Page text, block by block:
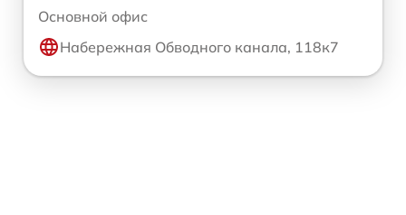
Основной офис
Набережная Обводного канала, 118к7